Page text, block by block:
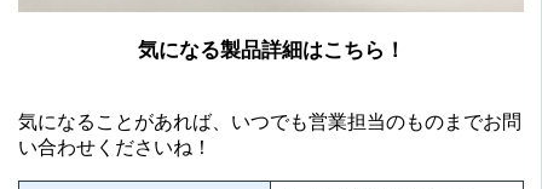
気になる製品詳細はこちら！
気になることがあれば、いつでも営業担当のものまでお問
い合わせくださいね！